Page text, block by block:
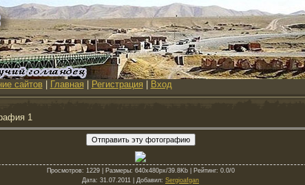
сайтов| Главная Регистрация Вход
1
Просмотров: 1229 | Размеры: 640x480px/39.8Kb | Рейтинг: 0.0/0
Дата: 31.07.2011 | Добавил: Sergioafgan